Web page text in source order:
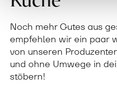
Noch mehr Gutes aus
empfehlen wir ein paar
von unseren
und ohne Umwege in
stöbern!